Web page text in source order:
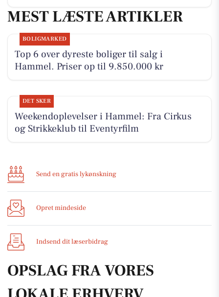
MEST LÆSTE ARTIKLER
BOLIGMARKED
Top 6 over dyreste boliger til salg i
Hammel. Priser op til 9.850.000 kr
DET SKER
Weekendoplevelser i Hammel: Fra Cirkus
og Strikkeklub til Eventyrfilm
Send en gratis lykønskning
Opret mindeside
Indsend dit læserbidrag
OPSLAG FRA VORES